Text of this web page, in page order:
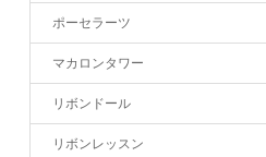
ポーセラーツ
マカロンタワー
リボンドール
リボンレッスン